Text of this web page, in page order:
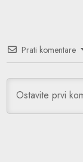
Prati komentare